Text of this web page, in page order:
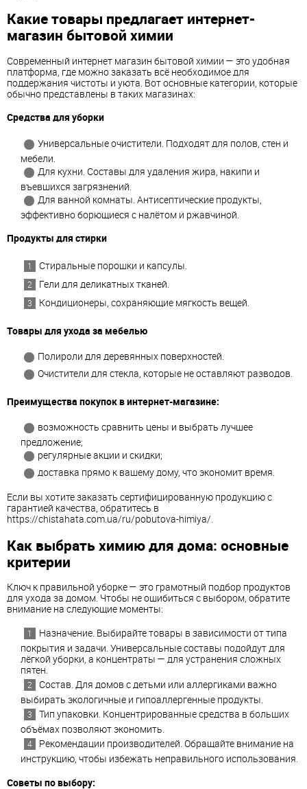
Какие товары предлагает интернет-
магазин бытовой химии
Современный интернет магазин бытовой химии — это удобная
платформа, где можно заказать всё необходимое для
поддержания чистоты и уюта. Вот основные категории, которые
обычно представлены в таких магазинах:
Средства для уборки
Универсальные очистители. Подходят для полов, стен и
мебели.
Для кухни. Составы для удаления жира, накипи и
въевшихся загрязнений.
Для ванной комнаты. Антисептические продукты,
эффективно борющиеся с налётом и ржавчиной.
Продукты для стирки
Стиральные порошки и капсулы.
Гели для деликатных тканей.
Кондиционеры, сохраняющие мягкость вещей.
Товары для ухода за мебелью
Полироли для деревянных поверхностей.
Очистители для стекла, которые не оставляют разводов.
Преимущества покупок в интернет-магазине:
возможность сравнить цены и выбрать лучшее
предложение;
регулярные акции и скидки;
доставка прямо к вашему дому, что экономит время.
Если вы хотите заказать сертифицированную продукцию с
гарантией качества, обратитесь в
https://chistahata.com.ua/ru/pobutova-himiya/.
Как выбрать химию для дома: основные
критерии
Ключ к правильной уборке — это грамотный подбор продуктов
для ухода за домом. Чтобы не ошибиться с выбором, обратите
внимание на следующие моменты:
Назначение. Выбирайте товары в зависимости от типа
покрытия и задачи. Универсальные составы подойдут для
лёгкой уборки, а концентраты — для устранения сложных
пятен.
Состав. Для домов с детьми или аллергиками важно
выбирать экологичные и гипоаллергенные продукты.
Тип упаковки. Концентрированные средства в больших
объёмах позволяют экономить.
Рекомендации производителей. Обращайте внимание на
инструкцию, чтобы избежать неправильного использования.
Советы по выбору: